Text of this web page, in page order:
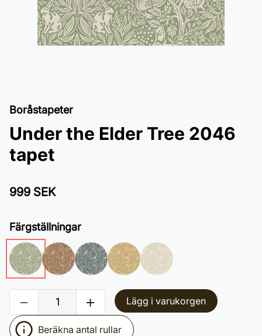
Boråstapeter
Under the Elder Tree 2046
tapet
999 SEK
Färgställningar
Lägg i varukorgen
Beräkna antal rullar